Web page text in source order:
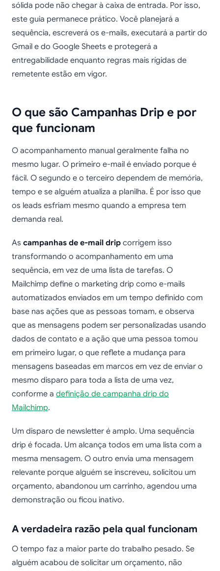
sólida pode não chegar à caixa de entrada. Por isso,
este guia permanece prático. Você planejará a
sequência, escreverá os e-mails, executará a partir do
Gmail e do Google Sheets e protegerá a
entregabilidade enquanto regras mais rígidas de
remetente estão em vigor.
O que são Campanhas Drip e por
que funcionam
O acompanhamento manual geralmente falha no
mesmo lugar. O primeiro e-mail é enviado porque é
fácil. O segundo e o terceiro dependem de memória,
tempo e se alguém atualiza a planilha. É por isso que
os leads esfriam mesmo quando a empresa tem
demanda real.
As campanhas de e-mail drip corrigem isso
transformando o acompanhamento em uma
sequência, em vez de uma lista de tarefas. O
Mailchimp define o marketing drip como e-mails
automatizados enviados em um tempo definido com
base nas ações que as pessoas tomam, e observa
que as mensagens podem ser personalizadas usando
dados de contato e a ação que uma pessoa tomou
em primeiro lugar, o que reflete a mudança para
mensagens baseadas em marcos em vez de enviar o
mesmo disparo para toda a lista de uma vez,
conforme a definição de campanha drip do
Mailchimp.
Um disparo de newsletter é amplo. Uma sequência
drip é focada. Um alcança todos em uma lista com a
mesma mensagem. O outro envia uma mensagem
relevante porque alguém se inscreveu, solicitou um
orçamento, abandonou um carrinho, agendou uma
demonstração ou ficou inativo.
A verdadeira razão pela qual funcionam
O tempo faz a maior parte do trabalho pesado. Se
alguém acabou de solicitar um orçamento, não